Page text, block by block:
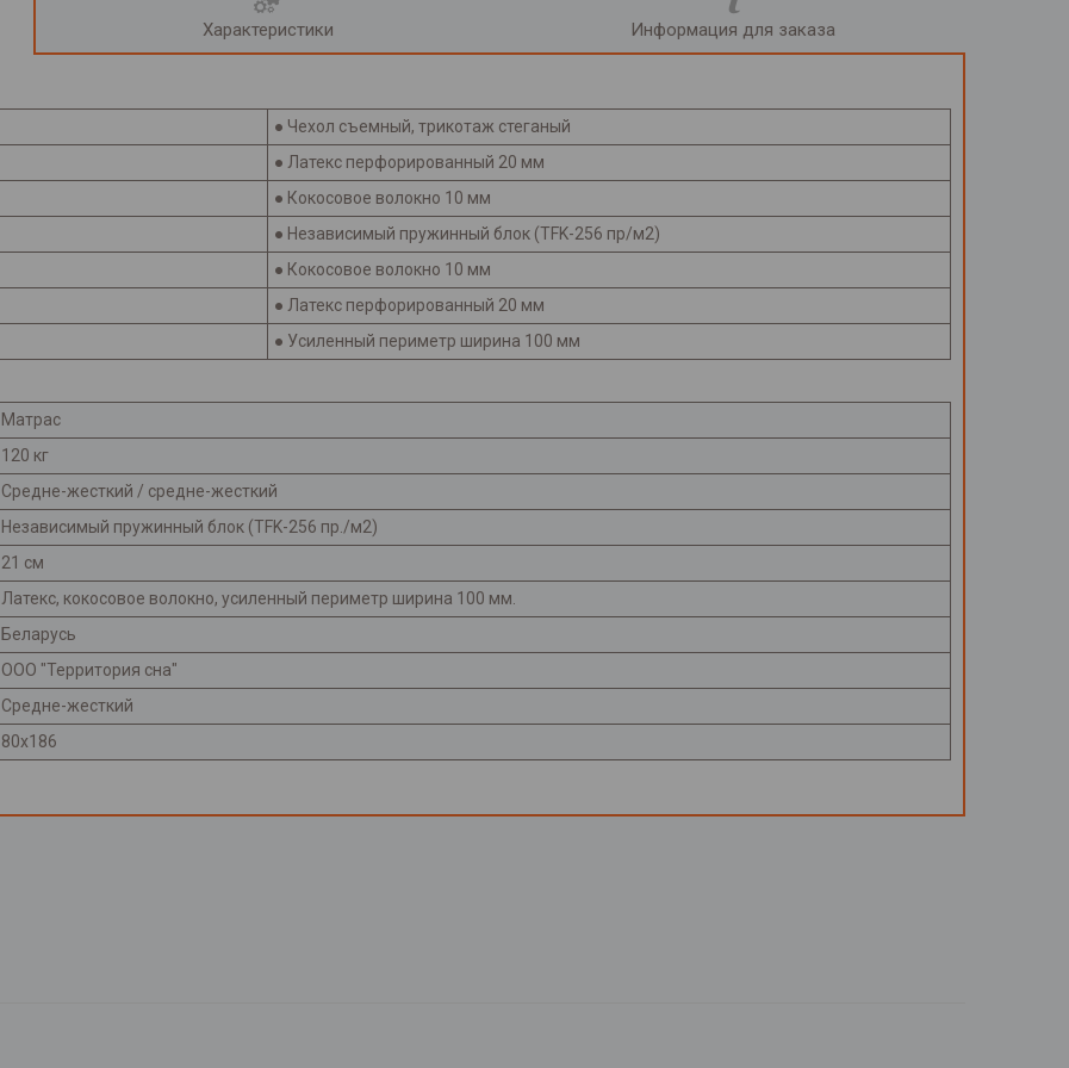
Характеристики Информация для заказа
● Чехол съемный, трикотаж стеганый
● Латекс перфорированный 20 мм
● Кокосовое волокно 10 мм
● Независимый пружинный блок (TFK-256 пр/м2)
● Кокосовое волокно 10 мм
● Латекс перфорированный 20 мм
● Усиленный периметр ширина 100 мм
Матрас
120 кг
Средне-жесткий / средне-жесткий
Независимый пружинный блок (TFK-256 пр./м2)
21 см
Латекс, кокосовое волокно, усиленный периметр ширина 100 мм.
Беларусь
ООО "Территория сна"
Средне-жесткий
80х186